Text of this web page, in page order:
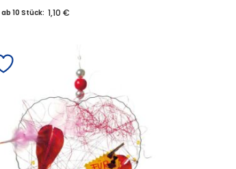
ab 10 Stück: 1,10 €